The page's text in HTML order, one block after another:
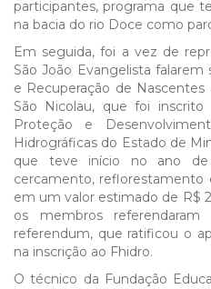
participantes, programa que
na bacia do rio Doce como
Em seguida, foi a vez de
São João Evangelista
e Recuperação de
São Nicolau, que foi inscrito
Proteção e
Hidrográficas do Estado de
que teve início no ano
cercamento, reflorestamento
em um valor estimado de R$
os membros
referendum, que ratificou o
na inscrição ao Fhidro.
O técnico da Fundação